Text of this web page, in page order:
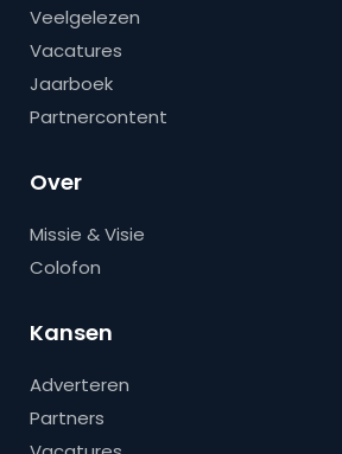
Veelgelezen
Vacatures
Jaarboek
Partnercontent
Over
Missie & Visie
Colofon
Kansen
Adverteren
Partners